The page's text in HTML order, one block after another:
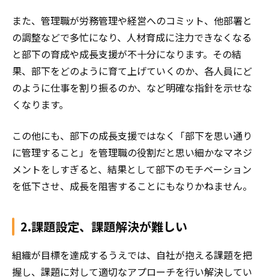
また、管理職が労務管理や経営へのコミット、他部署と
の調整などで多忙になり、人材育成に注力できなくなる
と部下の育成や成長支援が不十分になります。その結
果、部下をどのように育て上げていくのか、各人員にど
のように仕事を割り振るのか、など明確な指針を示せな
くなります。
この他にも、部下の成長支援ではなく「部下を思い通り
に管理すること」を管理職の役割だと思い細かなマネジ
メントをしすぎると、結果として部下のモチベーション
を低下させ、成長を阻害することにもなりかねません。
2.課題設定、課題解決が難しい
組織が目標を達成するうえでは、自社が抱える課題を把
握し、課題に対して適切なアプローチを行い解決してい